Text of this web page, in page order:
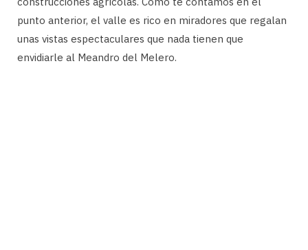
punto anterior, el valle es rico en miradores que regalan
unas vistas espectaculares que nada tienen que
envidiarle al Meandro del Melero.